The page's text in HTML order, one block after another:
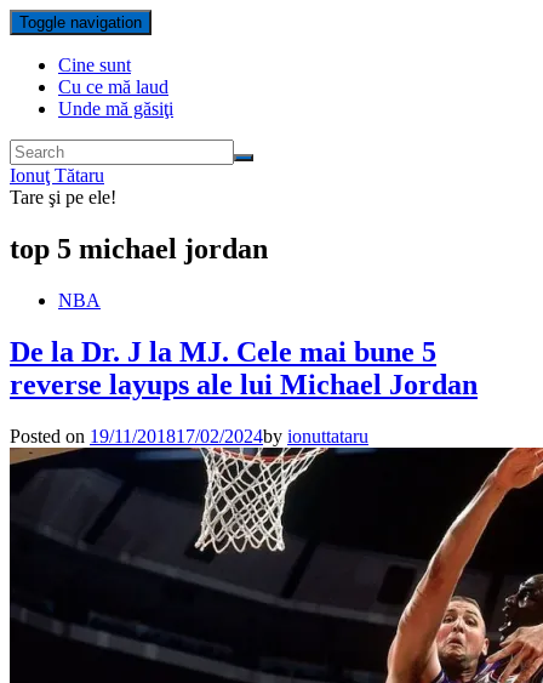
Toggle navigation
Cine sunt
Cu ce mă laud
Unde mă găsiţi
Ionuţ Tătaru
Tare şi pe ele!
top 5 michael jordan
NBA
De la Dr. J la MJ. Cele mai bune 5
reverse layups ale lui Michael Jordan
Posted on 19/11/201817/02/2024by ionuttataru